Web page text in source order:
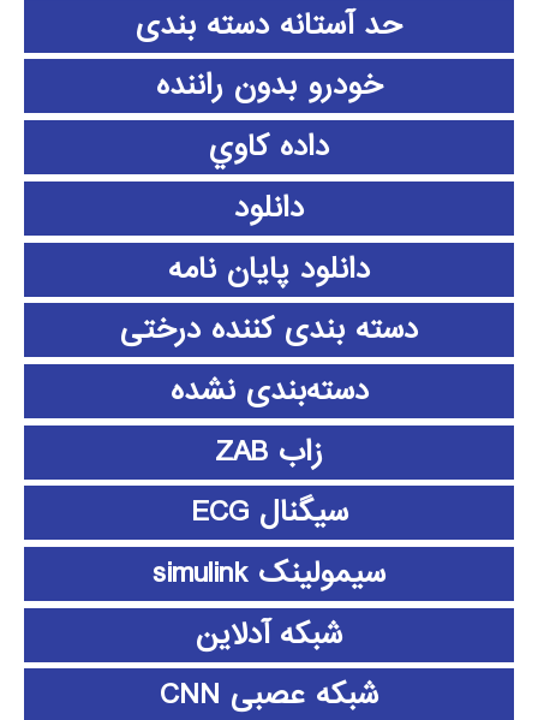
حد آستانه دسته بندی
خودرو بدون راننده
داده كاوي
دانلود
دانلود پايان نامه
دسته بندی کننده درختی
دسته‌بندی نشده
زاب ZAB
سیگنال ECG
سیمولینک simulink
شبکه آدلاین
شبکه عصبی CNN